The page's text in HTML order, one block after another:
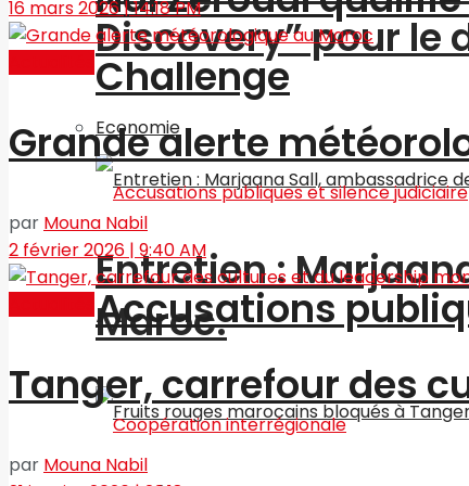
Discovery” pour
Economie
Entretien :
Maroc.
Challenge
Accusations
16 mars 2026 | 14:18 PM
Grande alerte
par Mouna Nabil
2 février 2026 | 9:40 AM
Tanger, carrefour des
par Mouna Nabil